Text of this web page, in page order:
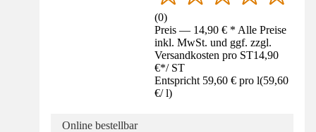
(0)
Preis — 14,90 € * Alle Preise
inkl. MwSt. und ggf. zzgl.
Versandkosten pro ST14,90
€*/ ST
Entspricht 59,60 € pro l(59,60
€/ l)
Online bestellbar